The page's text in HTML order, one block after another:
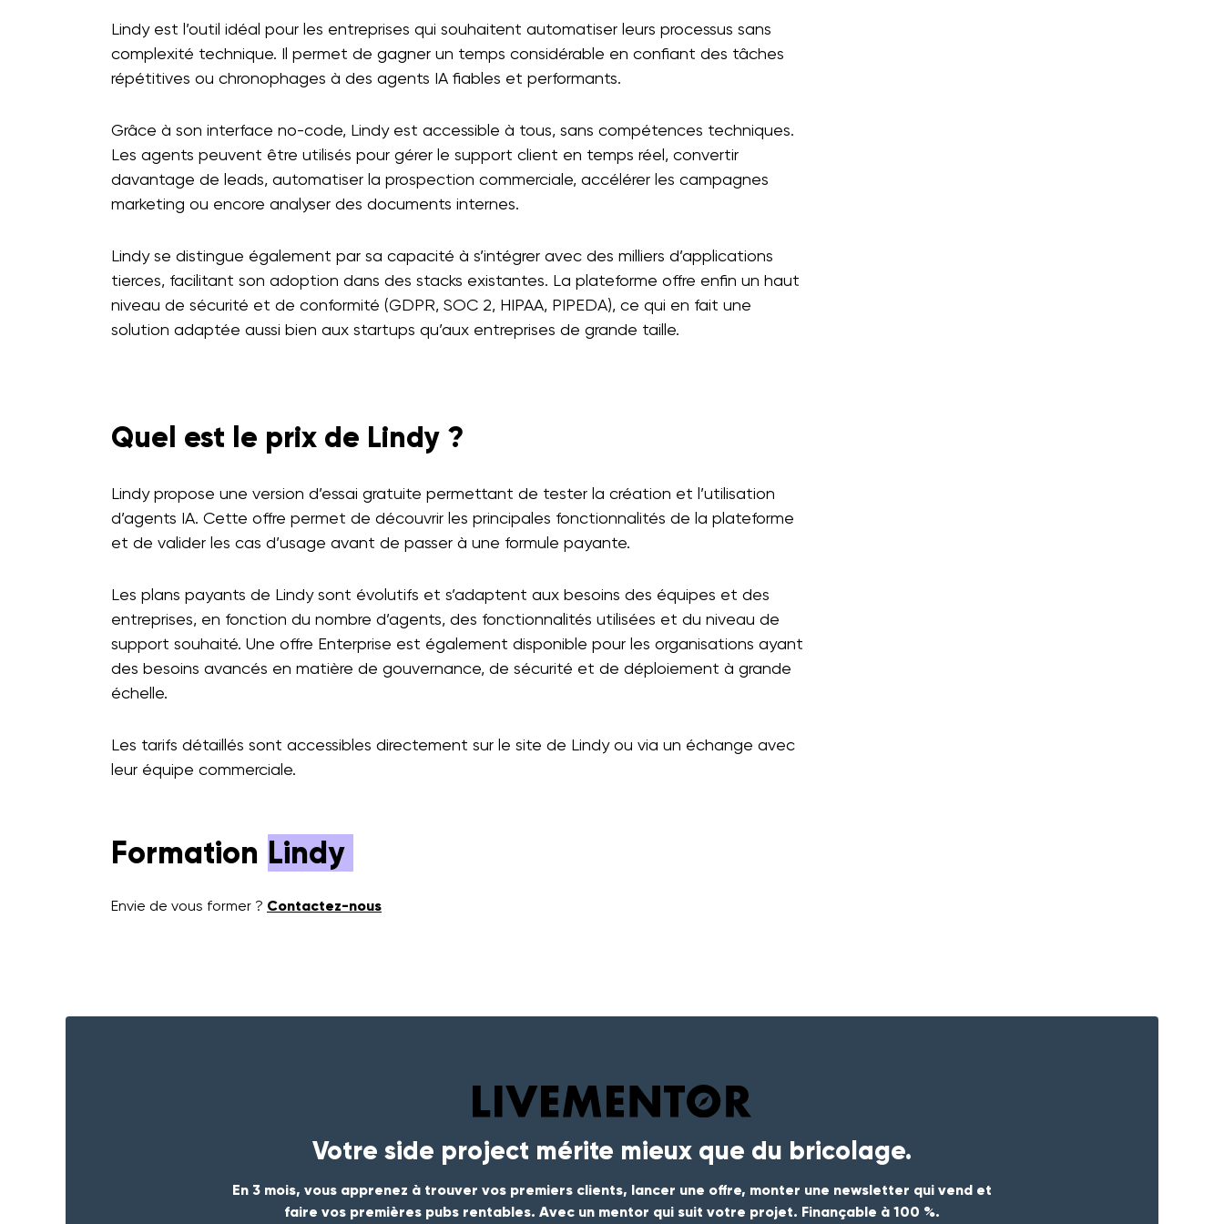
Lindy est l’outil idéal pour les entreprises qui souhaitent automatiser leurs processus sans
complexité technique. Il permet de gagner un temps considérable en confiant des tâches
répétitives ou chronophages à des agents IA fiables et performants.
Grâce à son interface no-code, Lindy est accessible à tous, sans compétences techniques.
Les agents peuvent être utilisés pour gérer le support client en temps réel, convertir
davantage de leads, automatiser la prospection commerciale, accélérer les campagnes
marketing ou encore analyser des documents internes.
Lindy se distingue également par sa capacité à s’intégrer avec des milliers d’applications
tierces, facilitant son adoption dans des stacks existantes. La plateforme offre enfin un haut
niveau de sécurité et de conformité (GDPR, SOC 2, HIPAA, PIPEDA), ce qui en fait une
solution adaptée aussi bien aux startups qu’aux entreprises de grande taille.
Quel est le prix de Lindy ?
Lindy propose une version d’essai gratuite permettant de tester la création et l’utilisation
d’agents IA. Cette offre permet de découvrir les principales fonctionnalités de la plateforme
et de valider les cas d’usage avant de passer à une formule payante.
Les plans payants de Lindy sont évolutifs et s’adaptent aux besoins des équipes et des
entreprises, en fonction du nombre d’agents, des fonctionnalités utilisées et du niveau de
support souhaité. Une offre Enterprise est également disponible pour les organisations ayant
des besoins avancés en matière de gouvernance, de sécurité et de déploiement à grande
échelle.
Les tarifs détaillés sont accessibles directement sur le site de Lindy ou via un échange avec
leur équipe commerciale.
Formation Lindy
Envie de vous former ? Contactez-nous
Votre side project mérite mieux que du bricolage.
En 3 mois, vous apprenez à trouver vos premiers clients, lancer une offre, monter une newsletter qui vend et
faire vos premières pubs rentables. Avec un mentor qui suit votre projet. Finançable à 100 %.